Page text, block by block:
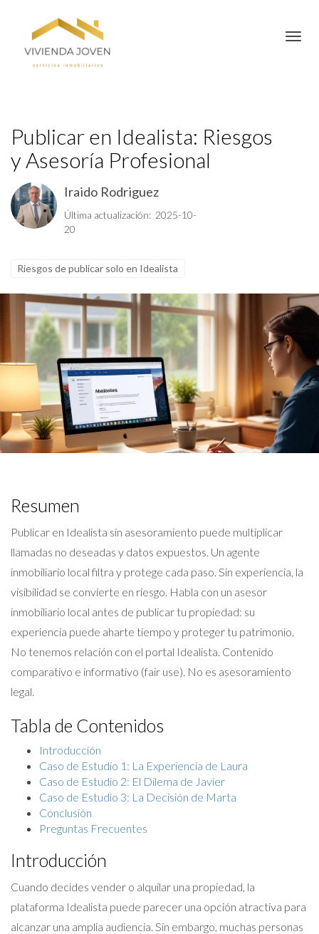
Publicar en Idealista: Riesgos
y Asesoría Profesional
Iraido Rodriguez
Última actualización: 2025-10-
20
Riesgos de publicar solo en Idealista
Resumen
Publicar en Idealista sin asesoramiento puede multiplicar
llamadas no deseadas y datos expuestos. Un agente
inmobiliario local filtra y protege cada paso. Sin experiencia, la
visibilidad se convierte en riesgo. Habla con un asesor
inmobiliario local antes de publicar tu propiedad: su
experiencia puede aharte tiempo y proteger tu patrimonio.
No tenemos relación con el portal Idealista. Contenido
comparativo e informativo (fair use). No es asesoramiento
legal.
Tabla de Contenidos
Introducción
Caso de Estudio 1: La Experiencia de Laura
Caso de Estudio 2: El Dilema de Javier
Caso de Estudio 3: La Decisión de Marta
Conclusión
Preguntas Frecuentes
Introducción
Cuando decides vender o alquilar una propiedad, la
plataforma Idealista puede parecer una opción atractiva para
alcanzar una amplia audiencia. Sin embargo, muchas personas